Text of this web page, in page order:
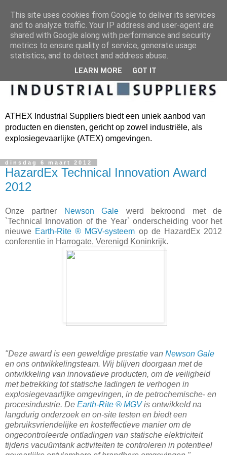
ATHEX Industrial Suppliers biedt een uniek aanbod van
producten en diensten, gericht op zowel industriële, als
explosiegevaarlijke (ATEX) omgevingen.
dinsdag 6 maart 2012
HazardEx Technical Innovation Award
2012
Onze partner Newson Gale werd bekroond met de
`Technical Innovation of the Year` onderscheiding voor het
nieuwe Earth-Rite ® MGV-systeem op de HazardEx 2012
conferentie in Harrogate, Verenigd Koninkrijk.
"Deze award is een geweldige prestatie van Newson Gale
en ons ontwikkelingsteam. Wij blijven doorgaan met de
ontwikkeling van innovatieve producten, om de veiligheid
met betrekking tot statische ladingen te verhogen in
explosiegevaarlijke omgevingen, in de petrochemische- en
procesindustrie. De Earth-Rite ® MGVis ontwikkeld na
langdurig onderzoek en on-site testen en biedt een
gebruiksvriendelijke en kosteffectieve manier om de
ongecontroleerde ontladingen van statische elektriciteit
tijdens vacuümtank activiteiten te controleren in potentieel
This site uses cookies from Google to deliver its services
and to analyze traffic. Your IP address and user-agent are
shared with Google along with performance and security
metrics to ensure quality of service, generate usage
statistics, and to detect and address abuse.
LEARN MORE GOT IT